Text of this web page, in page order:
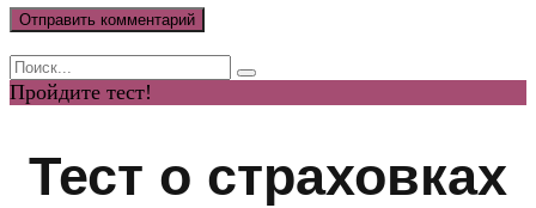
Search
for:
Пройдите тест!
Тест о страховках